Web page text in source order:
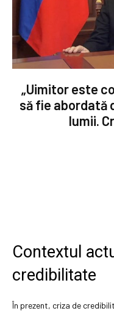
„Uimitor este
să fie abordată
lumii.
Contextul
credibilitate
În prezent, criza de